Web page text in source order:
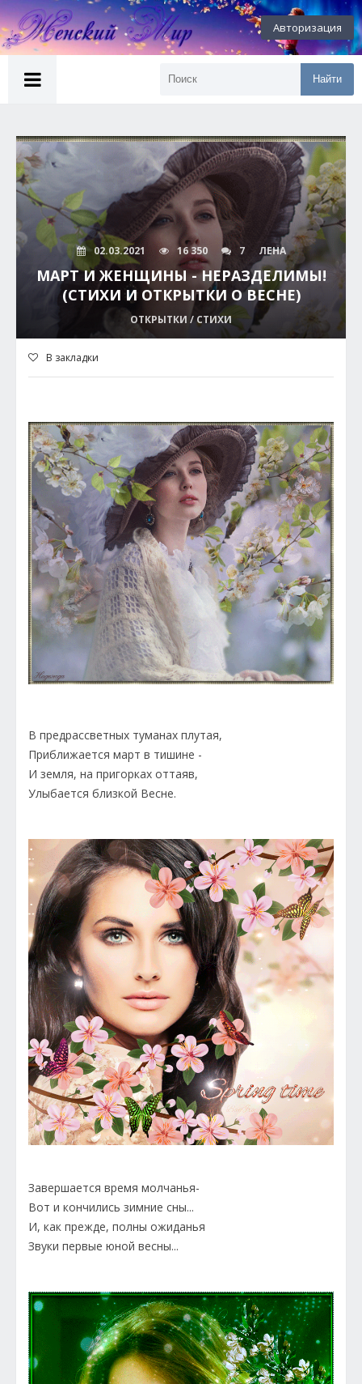
Авторизация
Найти
02.03.2021 16 350 7 ЛЕНА
МАРТ И ЖЕНЩИНЫ - НЕРАЗДЕЛИМЫ!
(СТИХИ И ОТКРЫТКИ О ВЕСНЕ)
ОТКРЫТКИ / СТИХИ
В закладки
В предрассветных туманах плутая,
Приближается март в тишине -
И земля, на пригорках оттаяв,
Улыбается близкой Весне.
Завершается время молчанья-
Вот и кончились зимние сны...
И, как прежде, полны ожиданья
Звуки первые юной весны...